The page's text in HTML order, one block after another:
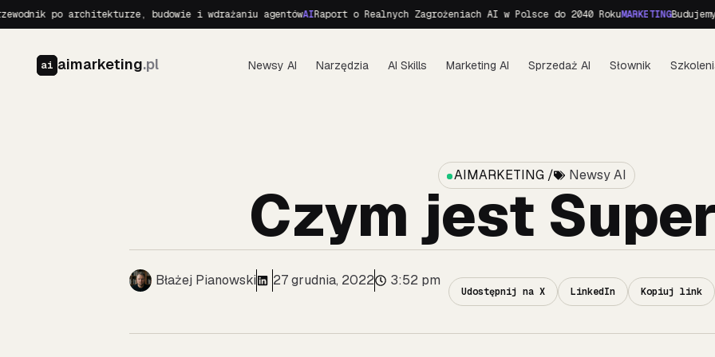
po architekturze, budowie i wdrażaniu agentówAIRaport o Realnych Zagrożeniach AI w Polsce do 2040 RokuMARKETINGBudujemy
ai aimarketing.pl Newsy AI Narzędzia AI Skills Marketing AI Sprzedaż AI Słownik
AIMARKETING / Newsy AI
Czym jest
Błażej Pianowski 27 grudnia, 2022 3:52 pm
Udostępnij na X LinkedIn Kopiuj link